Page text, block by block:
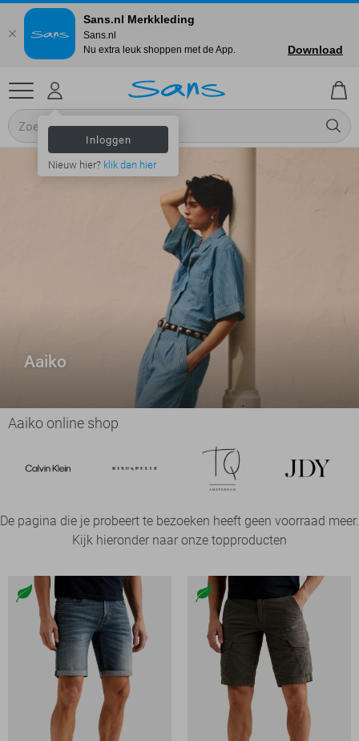
Inloggen
Nieuw hier? klik dan hier
Aaiko
Aaiko online shop
De pagina die je probeert te bezoeken heeft geen voorraad meer.
Kijk hieronder naar onze topproducten
Sans.nl Merkkleding
Sans.nl
Nu extra leuk shoppen met de App.
Download